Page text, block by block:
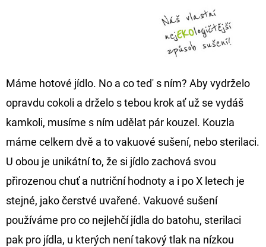
Máme hotové jídlo. No a co ted' s ním? Aby vydrželo
opravdu cokoli a drželo s tebou krok ať už se vydáš
kamkoli, musíme s ním udělat pár kouzel. Kouzla
máme celkem dvě a to vakuové sušení, nebo sterilaci.
U obou je unikátní to, že si jídlo zachová svou
přirozenou chuť a nutriční hodnoty a i po X letech je
stejné, jako čerstvé uvařené. Vakuové sušení
používáme pro co nejlehčí jídla do batohu, sterilaci
pak pro jídla, u kterých není takový tlak na nízkou